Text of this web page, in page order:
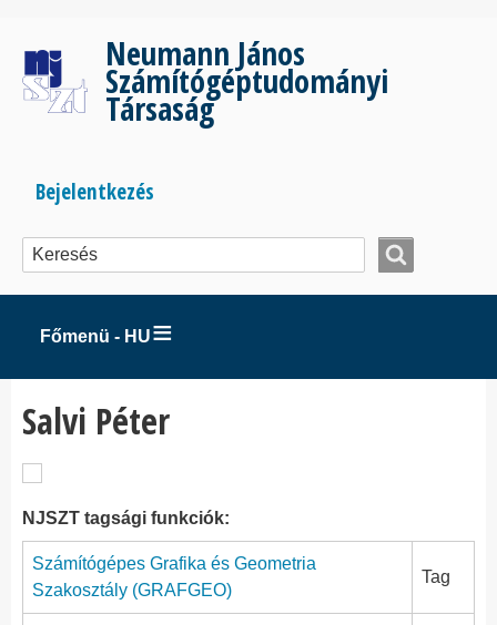
tartalomra
Neumann János
Számítógéptudományi
Társaság
Bejelentkezés
menüje
Bejelentkezés
Főmenü - HU
Salvi Péter
NJSZT tagsági funkciók:
Számítógépes Grafika és Geometria
Szakosztály (GRAFGEO)
Tag